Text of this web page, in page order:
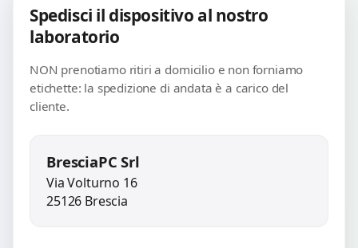
Spedisci il dispositivo al nostro
laboratorio
NON prenotiamo ritiri a domicilio e non forniamo
etichette: la spedizione di andata è a carico del
cliente.
BresciaPC Srl
Via Volturno 16
25126 Brescia